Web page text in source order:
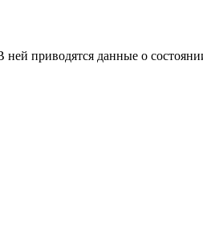
ней приводятся данные о